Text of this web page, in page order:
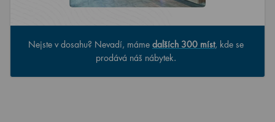
Nejste v dosahu? Nevadí, máme dalších 300 míst, kde se
prodává náš nábytek.